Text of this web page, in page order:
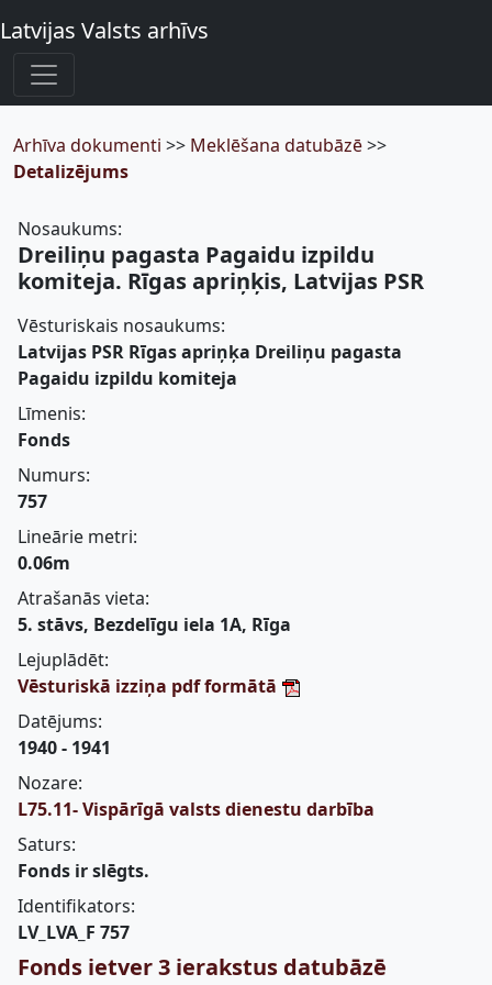
Latvijas Valsts arhīvs
Arhīva dokumenti >> Meklēšana datubāzē>>
Detalizējums
Nosaukums:
Dreiliņu pagasta Pagaidu izpildu
komiteja. Rīgas apriņķis, Latvijas PSR
Vēsturiskais nosaukums:
Latvijas PSR Rīgas apriņķa Dreiliņu pagasta
Pagaidu izpildu komiteja
Līmenis:
Fonds
Numurs:
757
Lineārie metri:
0.06m
Atrašanās vieta:
5. stāvs, Bezdelīgu iela 1A, Rīga
Lejuplādēt:
Vēsturiskā izziņa pdf formātā
Datējums:
1940 - 1941
Nozare:
L75.11- Vispārīgā valsts dienestu darbība
Saturs:
Fonds ir slēgts.
Identifikators:
LV_LVA_F 757
Fonds ietver 3 ierakstus datubāzē